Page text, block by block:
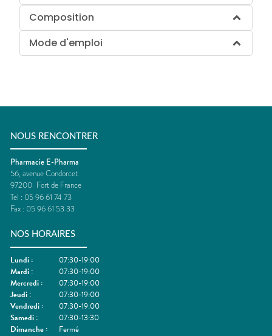
Composition
Mode d'emploi
NOUS RENCONTRER
Pharmacie E-Pharma
56, avenue Condorcet
97200 Fort de France
Tel : 05 96 61 74 73
Fax : 05 96 61 53 33
NOS HORAIRES
Lundi :
07:30-19:00
Mardi :
07:30-19:00
Mercredi :
07:30-19:00
Jeudi :
07:30-19:00
Vendredi :
07:30-19:00
Samedi :
07:30-13:30
Dimanche : Fermé